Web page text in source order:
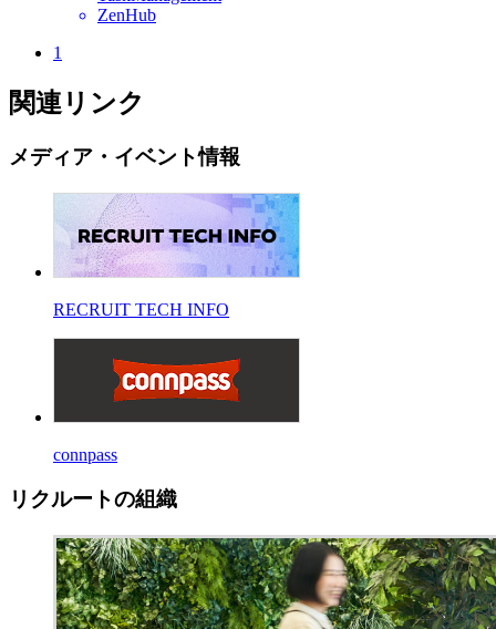
ZenHub
1
関連リンク
メディア・イベント情報
RECRUIT TECH INFO
connpass
リクルートの組織